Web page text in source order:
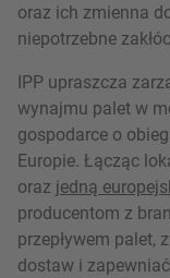
oraz ich zmienna
niepotrzebne
IPP upraszcza
wynajmu palet w
gospodarce o
Europie. Łącząc
oraz jedną
producentom z
przepływem palet,
dostaw i